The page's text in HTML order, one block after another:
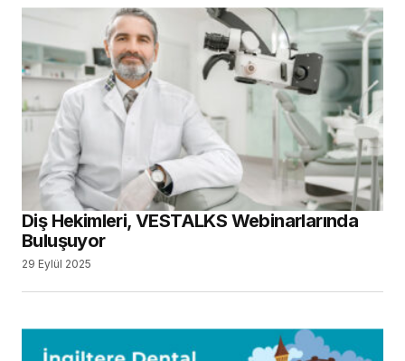
Diş Hekimleri, VESTALKS Webinarlarında
Buluşuyor
29 Eylül 2025